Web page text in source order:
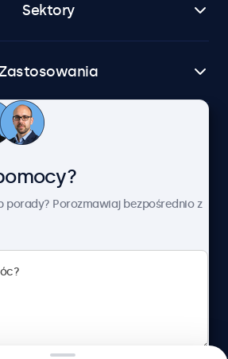
Sektory
klienta
porady? Porozmawiaj bezpośrednio z